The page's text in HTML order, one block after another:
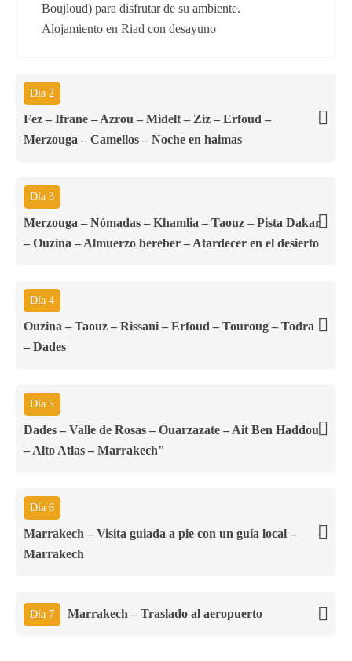
Boujloud) para disfrutar de su ambiente.
Alojamiento en Riad con desayuno
Día 2
Fez – Ifrane – Azrou – Midelt – Ziz – Erfoud –
Merzouga – Camellos – Noche en haimas
Día 3
Merzouga – Nómadas – Khamlia – Taouz – Pista Dakar
– Ouzina – Almuerzo bereber – Atardecer en el desierto
Día 4
Ouzina – Taouz – Rissani – Erfoud – Touroug – Todra
– Dades
Día 5
Dades – Valle de Rosas – Ouarzazate – Ait Ben Haddou
– Alto Atlas – Marrakech"
Día 6
Marrakech – Visita guiada a pie con un guía local –
Marrakech
Día 7 Marrakech – Traslado al aeropuerto